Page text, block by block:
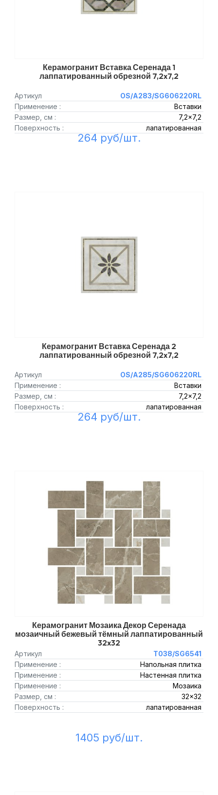
Керамогранит Вставка Серенада 1
лаппатированный обрезной 7,2x7,2
Артикул
OS/A283/SG606220RL
Применение :
Вставки
Размер, см :
7,2x7,2
Поверхность :
лапатированная
264 руб/шт.
Керамогранит Вставка Серенада 2
лаппатированный обрезной 7,2x7,2
Артикул
OS/A285/SG606220RL
Применение :
Вставки
Размер, см :
7,2x7,2
Поверхность :
лапатированная
264 руб/шт.
Керамогранит Мозаика Декор Серенада
мозаичный бежевый тёмный лаппатированный
32x32
Артикул
T038/SG6541
Применение :
Напольная плитка
Применение :
Настенная плитка
Применение :
Мозаика
Размер, см :
32x32
Поверхность :
лапатированная
1405 руб/шт.